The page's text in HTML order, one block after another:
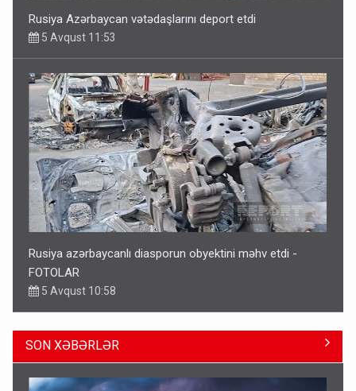
Rusiya Azərbaycan vətədaşlarını deport etdi
5 Avqust 11:53
Rusiya azərbaycanlı diasporun obyektini məhv etdi -
FOTOLAR
5 Avqust 10:58
SON XƏBƏRLƏR